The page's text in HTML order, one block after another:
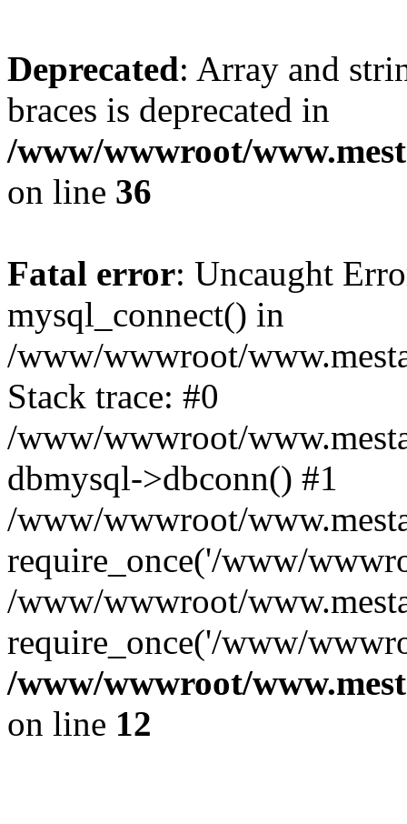
Deprecated: Array and
braces is deprecated in
/www/wwwroot/
on line 36
Fatal error: Uncaught
mysql_connect() in
/www/wwwroot/
Stack trace: #0
/www/wwwroot/
dbmysql->dbconn() #1
/www/wwwroot/
require_once('/www/
/www/wwwroot/
require_once('/www/
/www/wwwroot/
on line 12